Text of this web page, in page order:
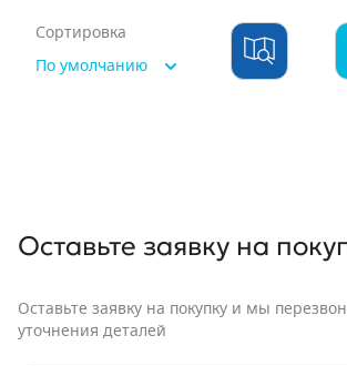
Сортировка
По умолчанию
Оставьте заявку на
Оставьте заявку на покупку и мы
уточнения деталей